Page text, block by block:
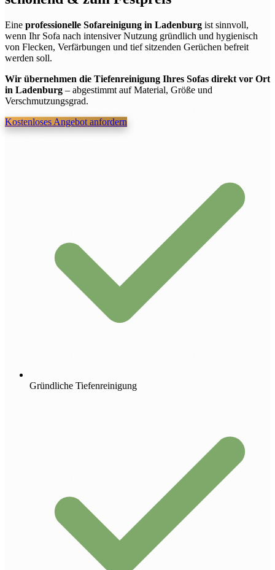
Eine professionelle Sofareinigung in Ladenburg ist sinnvoll,
wenn Ihr Sofa nach intensiver Nutzung gründlich und hygienisch
von Flecken, Verfärbungen und tief sitzenden Gerüchen befreit
werden soll.
Wir übernehmen die Tiefenreinigung Ihres Sofas direkt vor Ort
in Ladenburg– abgestimmt auf Material, Größe und
Verschmutzungsgrad.
Kostenloses Angebot anfordern
Gründliche Tiefenreinigung